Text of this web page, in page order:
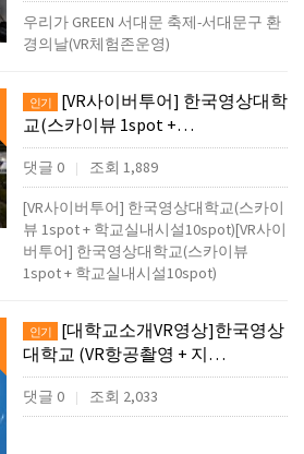
우리가 GREEN 서대문 축제-서대문구 환
경의날(VR체험존운영)
인기
[VR사이버투어] 한국영상대학
교(스카이뷰 1spot +…
댓글 0 | 조회 1,889
[VR사이버투어] 한국영상대학교(스카이
뷰 1spot + 학교실내시설10spot)[VR사이
버투어] 한국영상대학교(스카이뷰
1spot + 학교실내시설10spot)
인기
[대학교소개VR영상]한국영상
대학교 (VR항공촬영 + 지…
댓글 0 | 조회 2,033